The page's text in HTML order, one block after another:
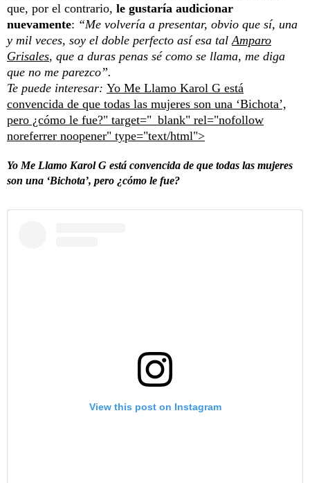
que, por el contrario, le gustaría audicionar
nuevamente: “Me volvería a presentar, obvio que sí, una
y mil veces, soy el doble perfecto así esa tal Amparo
Grisales, que a duras penas sé como se llama, me diga
que no me parezco”.
Te puede interesar: Yo Me Llamo Karol G está
convencida de que todas las mujeres son una ‘Bichota’,
pero ¿cómo le fue?" target="_blank" rel="nofollow
noreferrer noopener" type="text/html">
Yo Me Llamo Karol G está convencida de que todas las mujeres
son una ‘Bichota’, pero ¿cómo le fue?
View this post on Instagram